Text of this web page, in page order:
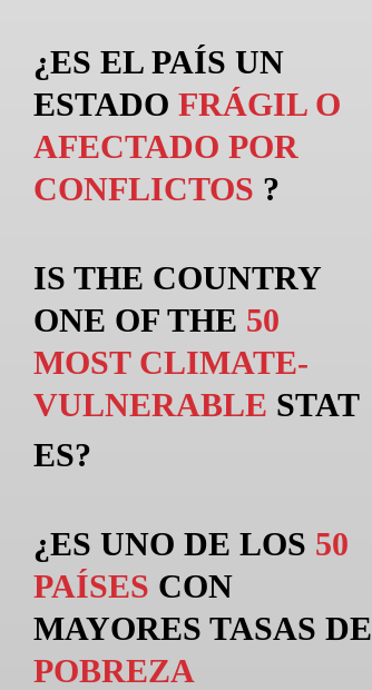
¿ES EL PAÍS UN
ESTADO FRÁGIL O
AFECTADO POR
CONFLICTOS ?
IS THE COUNTRY
ONE OF THE 50
MOST CLIMATE-
VULNERABLE STAT
ES?
¿ES UNO DE LOS 50
PAÍSES CON
MAYORES TASAS DE
POBREZA